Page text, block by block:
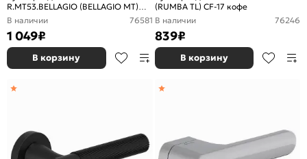
R.MT53.BELLAGIO (BELLAGIO MT)
OS-9 античное серебро
В наличии 76581
1 049₽
В корзину
(RUMBA TL) CF-17 кофе
В наличии
76246
839₽
В корзину